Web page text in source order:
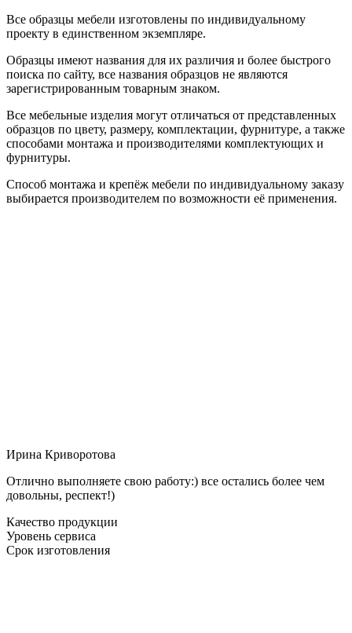
Все образцы мебели изготовлены по индивидуальному
проекту в единственном экземпляре.
Образцы имеют названия для их различия и более быстрого
поиска по сайту, все названия образцов не являются
зарегистрированным товарным знаком.
Все мебельные изделия могут отличаться от представленных
образцов по цвету, размеру, комплектации, фурнитуре, а также
способами монтажа и производителями комплектующих и
фурнитуры.
Способ монтажа и крепёж мебели по индивидуальному заказу
выбирается производителем по возможности её применения.
Ирина Криворотова
Отлично выполняете свою работу:) все остались более чем
довольны, респект!)
Качество продукции
Уровень сервиса
Срок изготовления